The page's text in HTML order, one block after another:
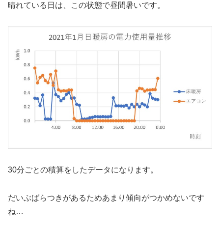
晴れている日は、この状態で昼間暑いです。
30分ごとの積算をしたデータになります。
だいぶばらつきがあるためあまり傾向がつかめないです
ね…